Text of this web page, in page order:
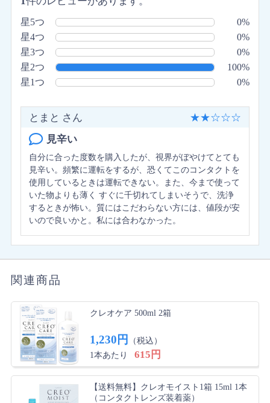
星5つ
0%
星4つ
0%
星3つ
0%
星2つ
100%
星1つ
0%
とまと さん ★★☆☆☆
見辛い
自分に合った度数を購入したが、視界がぼやけてとても
見辛い。頻繁に運転をするが、恐くてこのコンタクトを
使用しているときは運転できない。また、今まで使って
いた物よりも薄く すぐに千切れてしまいそうで、洗浄
するときが怖い。質にはこだわらない方には、値段が安
いので良いかと。私には合わなかった。
関連商品
クレオケア 500ml 2箱
1,230円
（税込）
1本あたり
615円
【送料無料】クレオモイスト1箱 15ml 1本
（コンタクトレンズ装着薬）